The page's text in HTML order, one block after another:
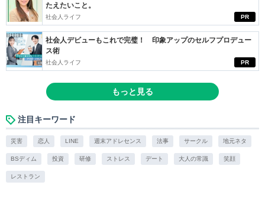
PR
たえたいこと。
社会人ライフ
PR
社会人デビューもこれで完璧！ 印象アップのセルフプロデュー
ス術
社会人ライフ
もっと見る
注目キーワード
災害 恋人 LINE 週末アドレセンス 法事 サークル 地元ネタ
BSディム 投資 研修 ストレス デート 大人の常識 笑顔
レストラン